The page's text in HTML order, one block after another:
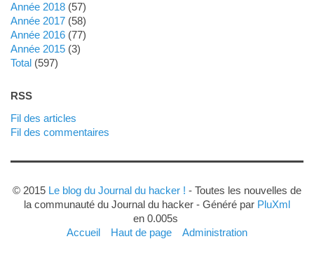
année 2018(57)
année 2017(58)
année 2016(77)
année 2015(3)
total (597)
RSS
Fil des articles
Fil des commentaires
© 2015 Le blog du Journal du hacker ! - Toutes les nouvelles de
la communauté du Journal du hacker - Généré par PluXml
en 0.005s
Accueil
Haut de page Administration